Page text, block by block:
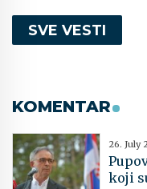
SVE VESTI
KOMENTAR
26. July
koji